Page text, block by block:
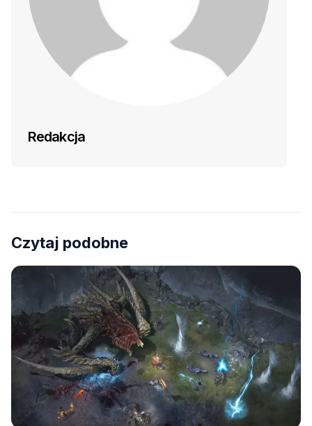
Redakcja
Czytaj podobne